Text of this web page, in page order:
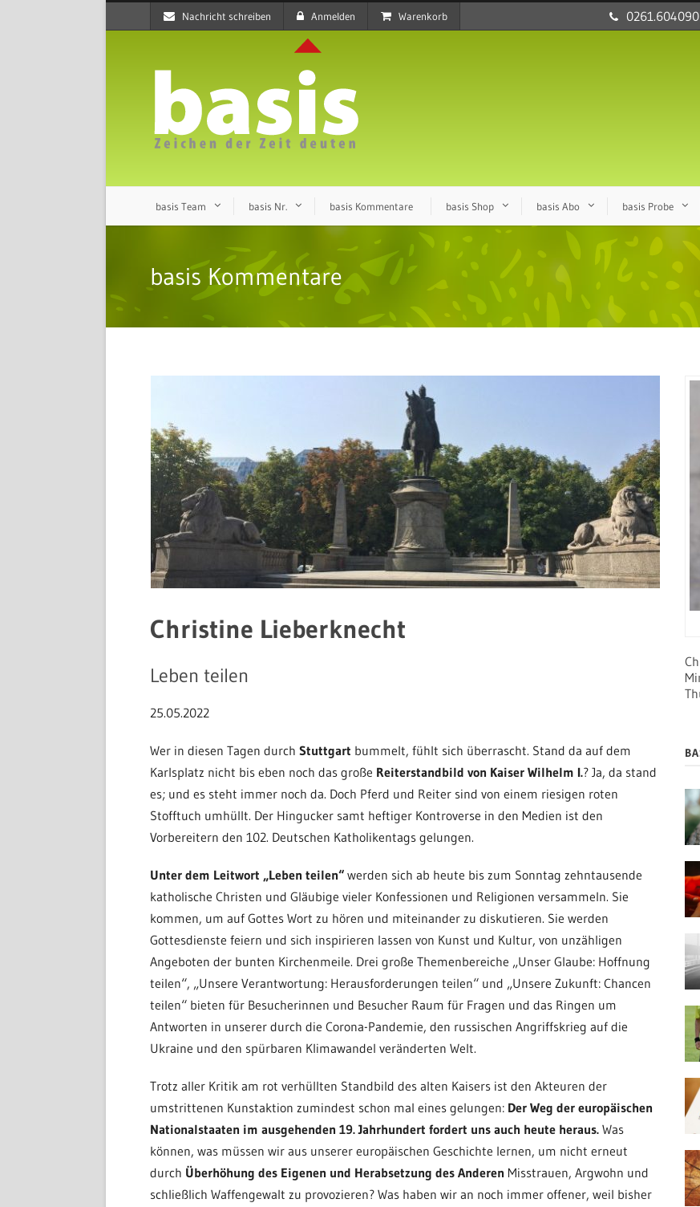
Nachricht schreiben Anmelden Warenkorb 0261.604090
basis Team basis Nr. basis Kommentare basis Shop basis Abo basis Probe
basis Kommentare
Christine Lieberknecht
Leben teilen
25.05.2022
Wer in diesen Tagen durch Stuttgart bummelt, fühlt sich überrascht. Stand da auf dem
Karlsplatz nicht bis eben noch das große Reiterstandbild von Kaiser Wilhelm I.? Ja, da stand
es; und es steht immer noch da. Doch Pferd und Reiter sind von einem riesigen roten
Stofftuch umhüllt. Der Hingucker samt heftiger Kontroverse in den Medien ist den
Vorbereitern den 102. Deutschen Katholikentags gelungen.
Unter dem Leitwort „Leben teilen“ werden sich ab heute bis zum Sonntag zehntausende
katholische Christen und Gläubige vieler Konfessionen und Religionen versammeln. Sie
kommen, um auf Gottes Wort zu hören und miteinander zu diskutieren. Sie werden
Gottesdienste feiern und sich inspirieren lassen von Kunst und Kultur, von unzähligen
Angeboten der bunten Kirchenmeile. Drei große Themenbereiche „Unser Glaube: Hoffnung
teilen“, „Unsere Verantwortung: Herausforderungen teilen“ und „Unsere Zukunft: Chancen
teilen“ bieten für Besucherinnen und Besucher Raum für Fragen und das Ringen um
Antworten in unserer durch die Corona-Pandemie, den russischen Angriffskrieg auf die
Ukraine und den spürbaren Klimawandel veränderten Welt.
Trotz aller Kritik am rot verhüllten Standbild des alten Kaisers ist den Akteuren der
umstrittenen Kunstaktion zumindest schon mal eines gelungen: Der Weg der europäischen
Nationalstaaten im ausgehenden 19. Jahrhundert fordert uns auch heute heraus. Was
können, was müssen wir aus unserer europäischen Geschichte lernen, um nicht erneut
durch Überhöhung des Eigenen und Herabsetzung des Anderen Misstrauen, Argwohn und
schließlich Waffengewalt zu provozieren? Was haben wir an noch immer offener, weil bisher